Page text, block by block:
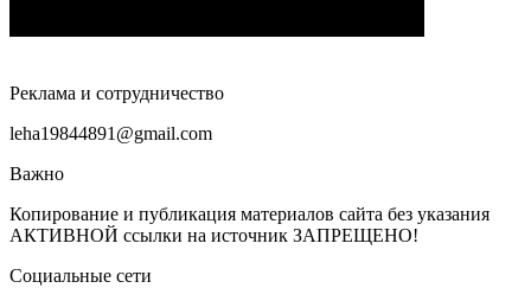
Реклама и сотрудничество
leha19844891@gmail.com
Важно
Копирование и публикация материалов сайта без указания
АКТИВНОЙ ссылки на источник ЗАПРЕЩЕНО!
Социальные сети